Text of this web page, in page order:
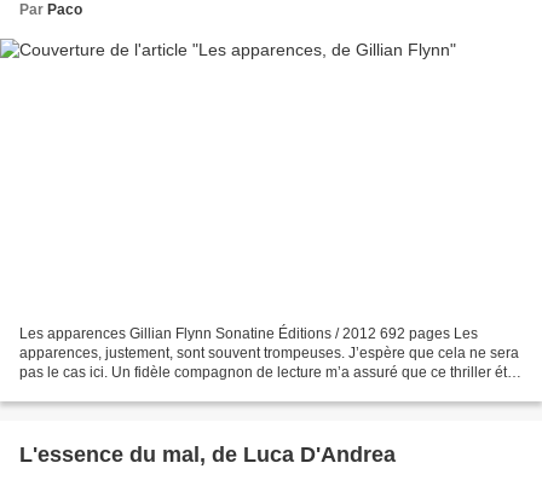
Par Paco
Les apparences Gillian Flynn Sonatine Éditions / 2012 692 pages Les
apparences, justement, sont souvent trompeuses. J’espère que cela ne sera
pas le cas ici. Un fidèle compagnon de lecture m’a assuré que ce thriller était
L'essence du mal, de Luca D'Andrea